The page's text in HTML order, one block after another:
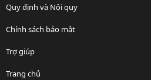
Quy định và Nội quy
Chính sách bảo mật
Trợ giúp
Trang chủ